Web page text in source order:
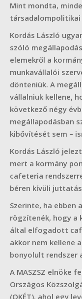
Mint mondta,
társadalompolitikai
Kordás László
szóló
elemekről a
munkavállalói
dönteniük. A
vállalniuk kellene,
következő négy
megállapodásban
kibővítését sem –
Kordás László
mert a kormány
cafeteria
béren kívüli
Szerinte, ha ebben
rögzítenék, hogy a
által elfogadott
akkor nem kellene
bonyolult rendszer
A MASZSZ elnöke
Országos
(OKÉT), ahol egy